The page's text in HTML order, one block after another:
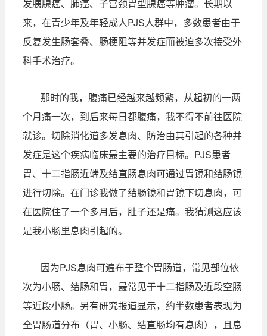
发胰腺癌、肺癌、子宫颈胃型腺癌等肿瘤。长期以
来，在青少年及年轻成人PJS人群中，多数患者由于
反复发生肠套叠、肠梗阻等并发症而被迫多次接受外
科手术治疗。
那时的我，腹痛已经越来越频繁，从起初的一两
个月痛一次，到后来每日都腹痛，我不得不前往医院
就诊。切除消化道多发息肉、防治由其引起的各种并
发症是这个疾病临床最主要的治疗目标。PJS患者
胃、十二指肠近端及结直肠息肉可通过胃镜和结肠镜
进行切除。在门诊我做了结肠镜和胃镜下切息肉，可
在医院住了一个多月后，肚子还是痛。我猜测这应该
是我小肠里息肉引起的。
因为PJS息肉可遍布于整个胃肠道，常见部位依
次为小肠、结肠和胃，最常见于十二指肠及近段空肠
等近段小肠。另有研究报道显示，约半数患者表现为
全胃肠道分布（胃、小肠、结直肠均有息肉），且息